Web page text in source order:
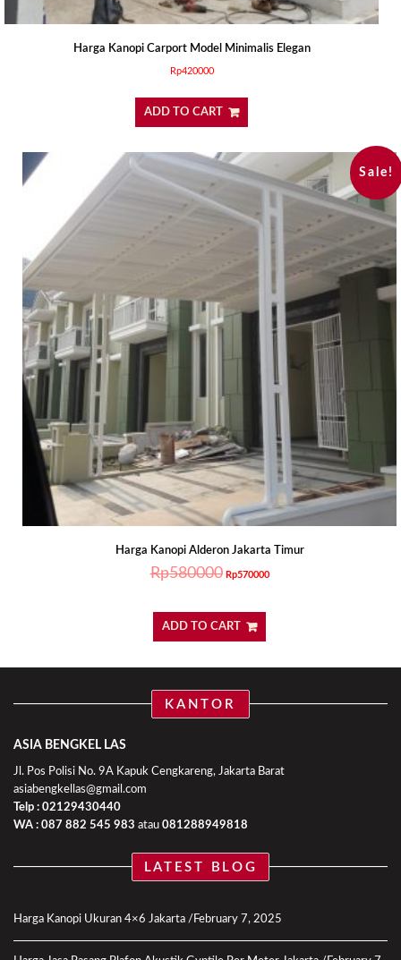
Harga Kanopi Carport Model Minimalis Elegan
Rp420000
ADD TO CART
Sale!
Harga Kanopi Alderon Jakarta Timur
Rp580000 Rp570000
ADD TO CART
KANTOR
ASIA BENGKEL LAS
Jl. Pos Polisi No. 9A Kapuk Cengkareng, Jakarta Barat
asiabengkellas@gmail.com
Telp : 02129430440
WA : 087 882 545 983 atau 081288949818
LATEST BLOG
Harga Kanopi Ukuran 4×6 Jakarta February 7, 2025